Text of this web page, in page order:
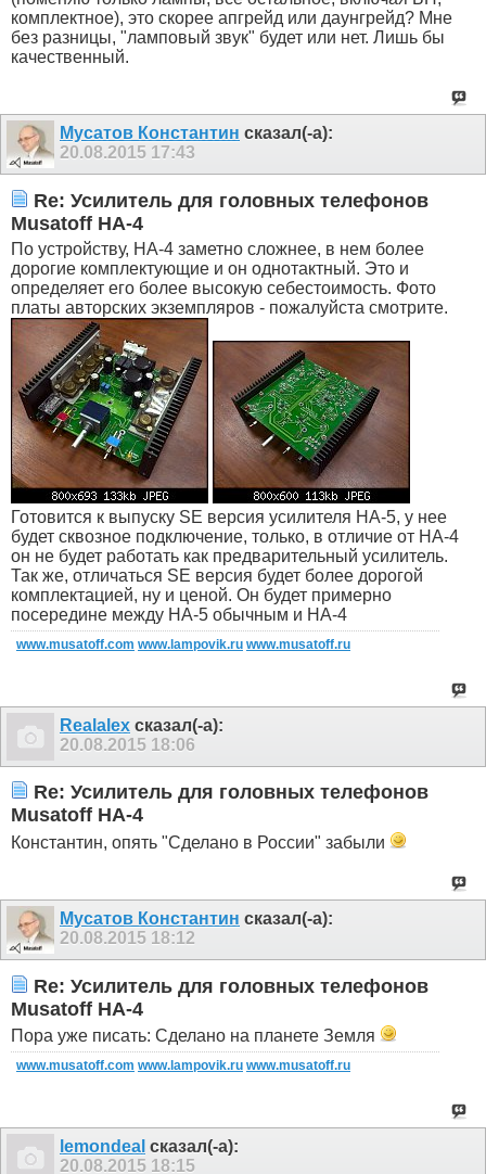
комплектное), это скорее апгрейд или даунгрейд? Мне
без разницы, "ламповый звук" будет или нет. Лишь бы
качественный.
Мусатов Константин сказал(-а):
20.08.2015 17:43
Re: Усилитель для головных телефонов
Musatoff HA-4
По устройству, HA-4 заметно сложнее, в нем более
дорогие комплектующие и он однотактный. Это и
определяет его более высокую себестоимость. Фото
платы авторских экземпляров - пожалуйста смотрите.
Готовится к выпуску SE версия усилителя HA-5, у нее
будет сквозное подключение, только, в отличие от HA-4
он не будет работать как предварительный усилитель.
Так же, отличаться SE версия будет более дорогой
комплектацией, ну и ценой. Он будет примерно
посередине между HA-5 обычным и HA-4
www.musatoff.com www.lampovik.ru www.musatoff.ru
Realalex сказал(-а):
20.08.2015 18:06
Re: Усилитель для головных телефонов
Musatoff HA-4
Константин, опять "Сделано в России" забыли
Мусатов Константин сказал(-а):
20.08.2015 18:12
Re: Усилитель для головных телефонов
Musatoff HA-4
Пора уже писать: Сделано на планете Земля
www.musatoff.com www.lampovik.ru www.musatoff.ru
lemondeal сказал(-а):
20.08.2015 18:15